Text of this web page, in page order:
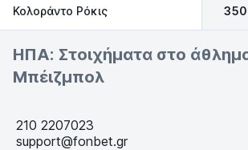
Κολοράντο Ρόκις
ΗΠΑ: Στοιχήματα στο
Μπέιζμπολ
210 2207023
support@fonbet.gr